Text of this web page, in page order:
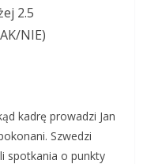
2.5
NIE)
kadrę prowadzi Jan
Szwedzi
spotkania o punkty